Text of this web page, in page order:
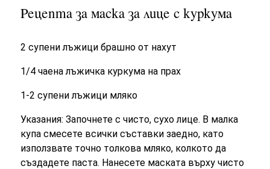
Рецепта за маска за лице с куркума
2 супени лъжици брашно от нахут
1/4 чаена лъжичка куркума на прах
1-2 супени лъжици мляко
Указания: Започнете с чисто, сухо лице. В малка
купа смесете всички съставки заедно, като
използвате точно толкова мляко, колкото да
създадете паста. Нанесете маската върху чисто